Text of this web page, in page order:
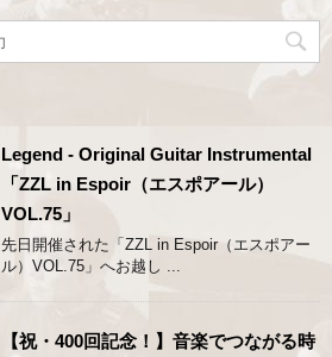
Legend - Original Guitar Instrumental
「ZZL in Espoir（エスポアール）
VOL.75」
先日開催された「ZZL in Espoir（エスポアー
ル）VOL.75」へお越し ...
【祝・400回記念！】音楽でつながる時